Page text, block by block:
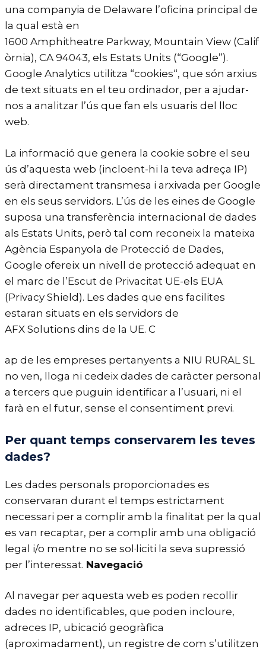
una companyia de Delaware l’oficina principal de
la qual està en
1600 Amphitheatre Parkway, Mountain View (Calif
òrnia), CA 94043, els Estats Units (“Google”).
Google Analytics utilitza “cookies“, que són arxius
de text situats en el teu ordinador, per a ajudar-
nos a analitzar l’ús que fan els usuaris del lloc
web.
La informació que genera la cookie sobre el seu
ús d’aquesta web (incloent-hi la teva adreça IP)
serà directament transmesa i arxivada per Google
en els seus servidors. L’ús de les eines de Google
suposa una transferència internacional de dades
als Estats Units, però tal com reconeix la mateixa
Agència Espanyola de Protecció de Dades,
Google ofereix un nivell de protecció adequat en
el marc de l’Escut de Privacitat UE-els EUA
(Privacy Shield). Les dades que ens facilites
estaran situats en els servidors de
AFX Solutions dins de la UE. C
ap de les empreses pertanyents a NIU RURAL SL
no ven, lloga ni cedeix dades de caràcter personal
a tercers que puguin identificar a l’usuari, ni el
farà en el futur, sense el consentiment previ.
Per quant temps conservarem les teves
dades?
Les dades personals proporcionades es
conservaran durant el temps estrictament
necessari per a complir amb la finalitat per la qual
es van recaptar, per a complir amb una obligació
legal i/o mentre no se sol·liciti la seva supressió
per l’interessat. Navegació
Al navegar per aquesta web es poden recollir
dades no identificables, que poden incloure,
adreces IP, ubicació geogràfica
(aproximadament), un registre de com s’utilitzen